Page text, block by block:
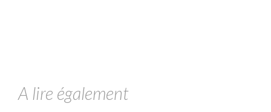
A lire également